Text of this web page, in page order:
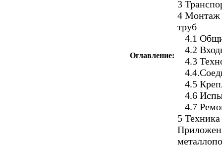
Оглавление:
3
4 Монтаж
труб
4.1
4.2
4.3
4.5
4.6
4.7
5 Техника